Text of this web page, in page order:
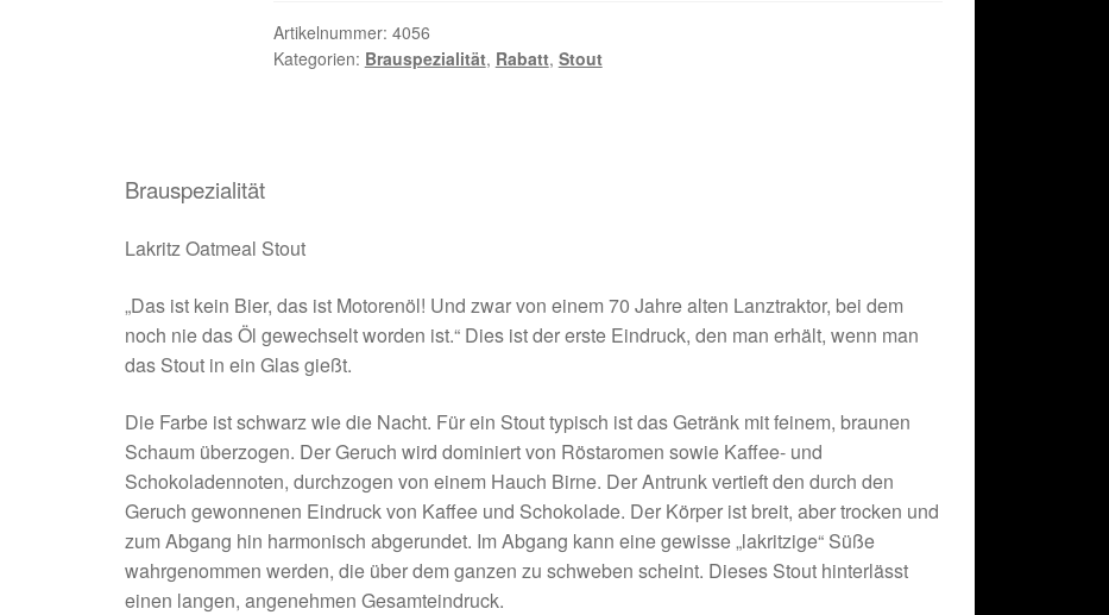
Artikelnummer: 4056
Kategorien: Brauspezialität, Rabatt, Stout
Brauspezialität
Lakritz Oatmeal Stout
„Das ist kein Bier, das ist Motorenöl! Und zwar von einem 70 Jahre alten Lanztraktor, bei dem
noch nie das Öl gewechselt worden ist.“ Dies ist der erste Eindruck, den man erhält, wenn man
das Stout in ein Glas gießt.
Die Farbe ist schwarz wie die Nacht. Für ein Stout typisch ist das Getränk mit feinem, braunen
Schaum überzogen. Der Geruch wird dominiert von Röstaromen sowie Kaffee- und
Schokoladennoten, durchzogen von einem Hauch Birne. Der Antrunk vertieft den durch den
Geruch gewonnenen Eindruck von Kaffee und Schokolade. Der Körper ist breit, aber trocken und
zum Abgang hin harmonisch abgerundet. Im Abgang kann eine gewisse „lakritzige“ Süße
wahrgenommen werden, die über dem ganzen zu schweben scheint. Dieses Stout hinterlässt
einen langen, angenehmen Gesamteindruck.